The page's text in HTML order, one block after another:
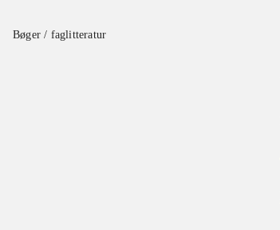
Bøger / faglitteratur